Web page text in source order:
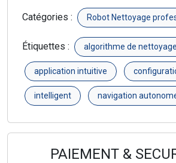
Catégories : Robot Nettoyage
Étiquettes : algorithme de
application intuitive
intelligent navigation
PAIEMENT &